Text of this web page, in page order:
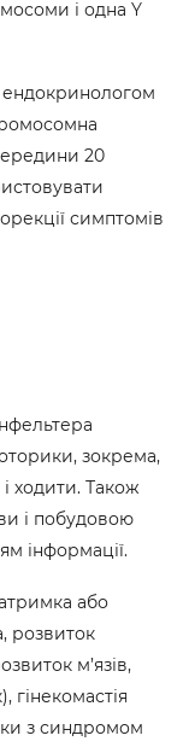
і одна Y
20
симптомів
зокрема,
ходити. Також
і побудовою
інформації.
або
розвиток
м’язів,
гінекомастія
з синдромом